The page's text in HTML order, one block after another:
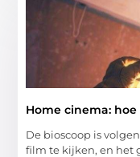
Home cinema:
De bioscoop is
film te kijken, en het